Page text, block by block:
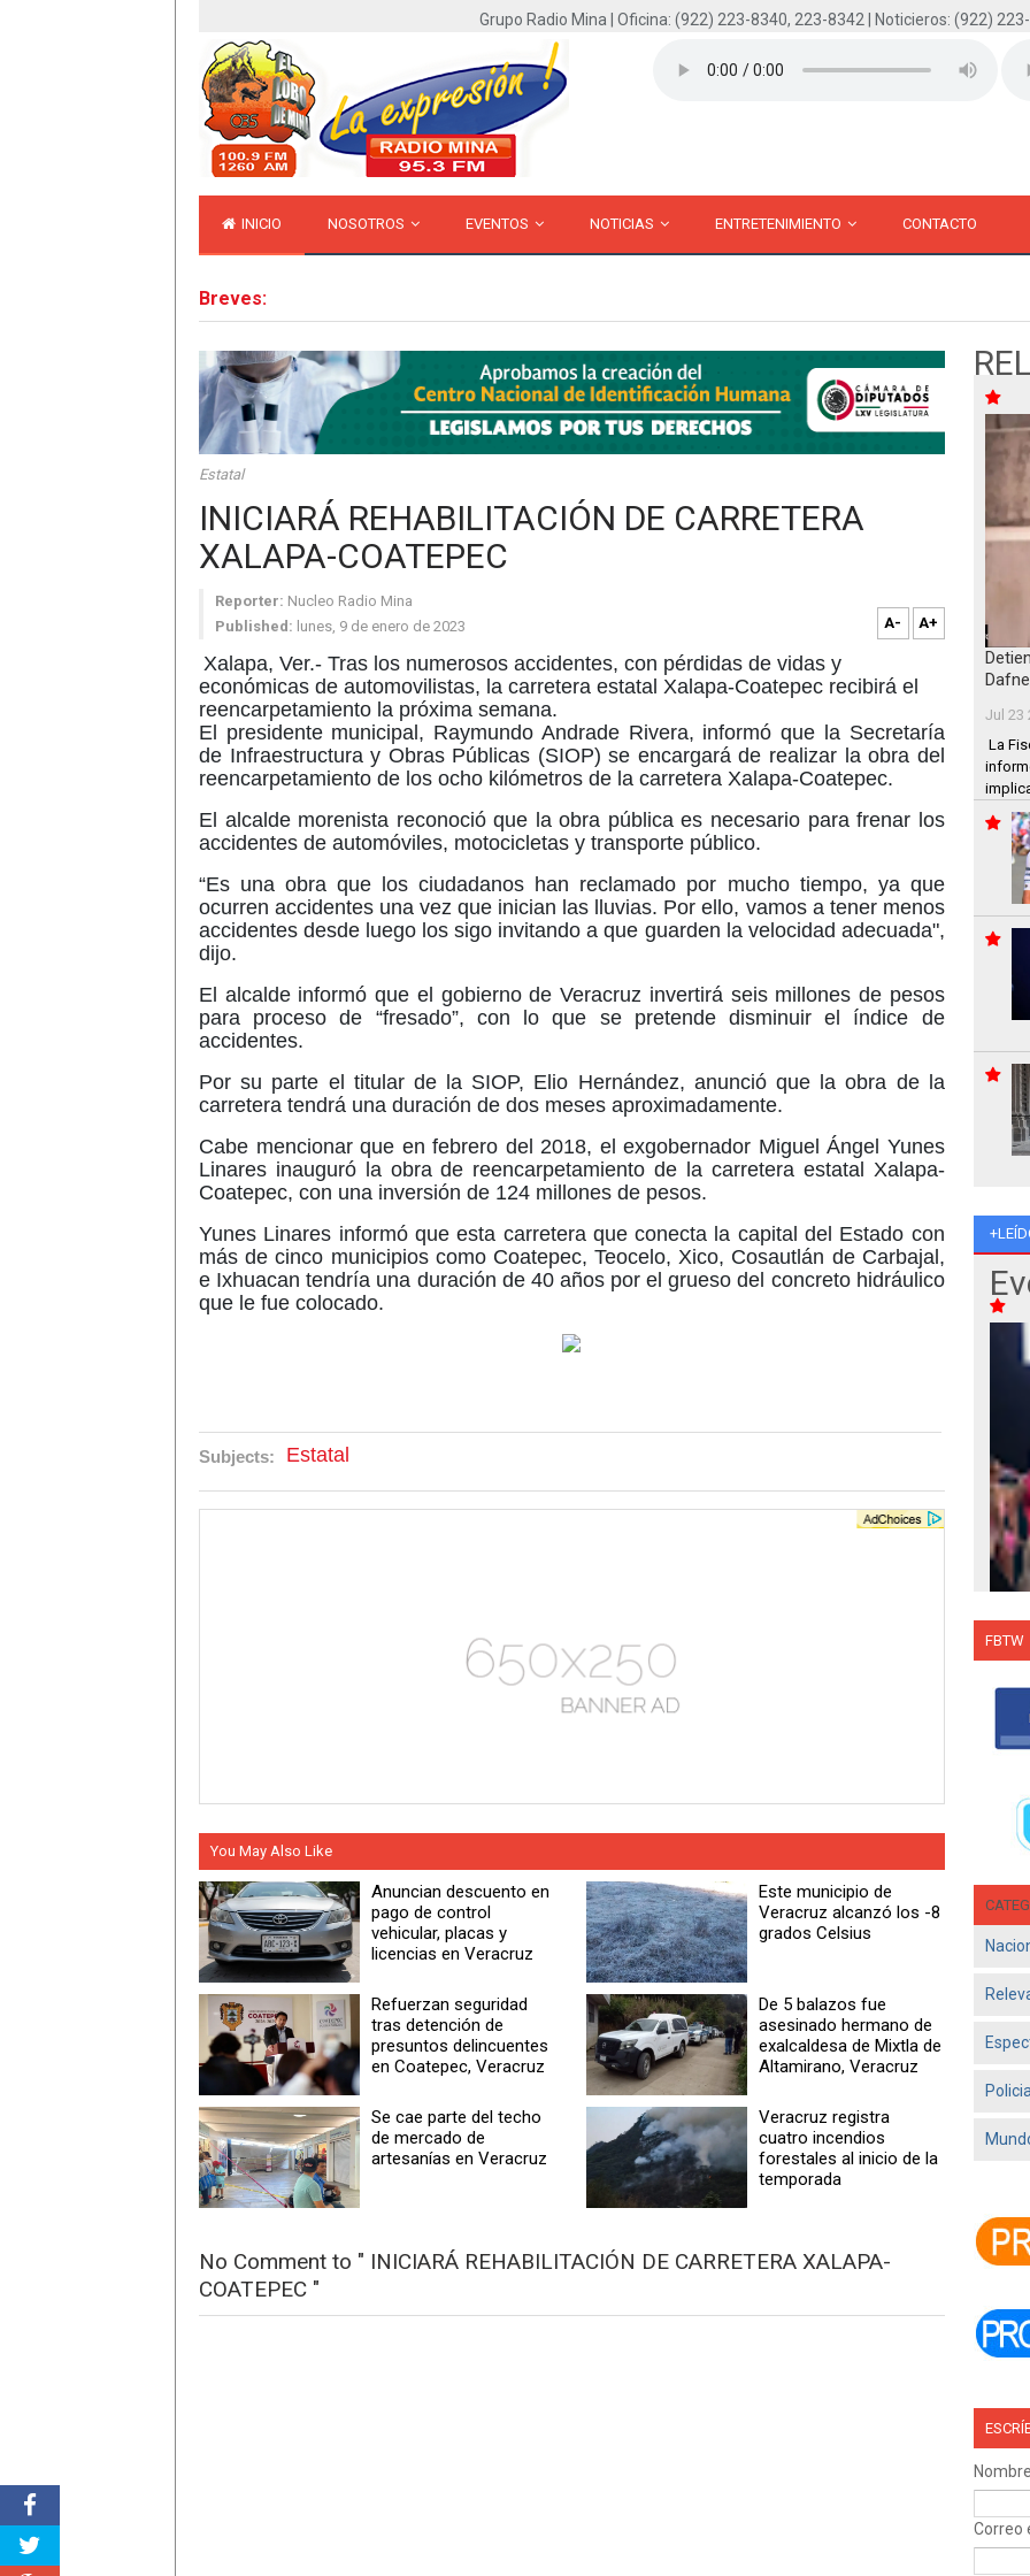
Grupo Radio Mina | Oficina: (922) 223-8340, 223-8342 | Noticieros: (922)
INICIO NOSOTROS EVENTOS NOTICIAS ENTRETENIMIENTO CONTACTO
Breves:
Estatal
INICIARÁ REHABILITACIÓN DE CARRETERA
XALAPA-COATEPEC
Reporter: Nucleo Radio Mina
Published: lunes, 9 de enero de 2023 A- A+
Xalapa, Ver.- Tras los numerosos accidentes, con pérdidas de vidas y
económicas de automovilistas, la carretera estatal Xalapa-Coatepec recibirá el
reencarpetamiento la próxima semana.
El presidente municipal, Raymundo Andrade Rivera, informó que la Secretaría
de Infraestructura y Obras Públicas (SIOP) se encargará de realizar la obra del
reencarpetamiento de los ocho kilómetros de la carretera Xalapa-Coatepec.
El alcalde morenista reconoció que la obra pública es necesario para frenar los
accidentes de automóviles, motocicletas y transporte público.
“Es una obra que los ciudadanos han reclamado por mucho tiempo, ya que
ocurren accidentes una vez que inician las lluvias. Por ello, vamos a tener menos
accidentes desde luego los sigo invitando a que guarden la velocidad adecuada",
dijo.
El alcalde informó que el gobierno de Veracruz invertirá seis millones de pesos
para proceso de “fresado”, con lo que se pretende disminuir el índice de
accidentes.
Por su parte el titular de la SIOP, Elio Hernández, anunció que la obra de la
carretera tendrá una duración de dos meses aproximadamente.
Cabe mencionar que en febrero del 2018, el exgobernador Miguel Ángel Yunes
Linares inauguró la obra de reencarpetamiento de la carretera estatal Xalapa-
Coatepec, con una inversión de 124 millones de pesos.
Yunes Linares informó que esta carretera que conecta la capital del Estado con
más de cinco municipios como Coatepec, Teocelo, Xico, Cosautlán de Carbajal,
e Ixhuacan tendría una duración de 40 años por el grueso del concreto hidráulico
que le fue colocado.
Subjects: Estatal
You May Also Like
Anuncian descuento en
pago de control
vehicular, placas y
licencias en Veracruz
Este municipio de
Veracruz alcanzó los -8
grados Celsius
Refuerzan seguridad
tras detención de
presuntos delincuentes
en Coatepec, Veracruz
De 5 balazos fue
asesinado hermano de
exalcaldesa de Mixtla de
Altamirano, Veracruz
Se cae parte del techo
de mercado de
artesanías en Veracruz
Veracruz registra
cuatro incendios
forestales al inicio de la
temporada
No Comment to " INICIARÁ REHABILITACIÓN DE CARRETERA XALAPA-
COATEPEC "
Jul 23
La
en
Jun
- El
FBTW
Nombre
Correo